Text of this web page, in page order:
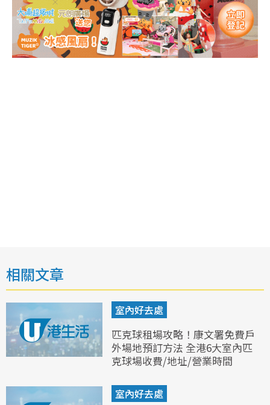
相關文章
室內好去處
匹克球租場攻略！康文署免費戶
外場地預訂方法 全港6大室內匹
克球場收費/地址/營業時間
室內好去處